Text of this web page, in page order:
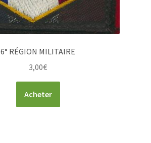
6° RÉGION MILITAIRE
3,00€
Acheter